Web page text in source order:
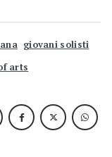
giovani solisti
arts